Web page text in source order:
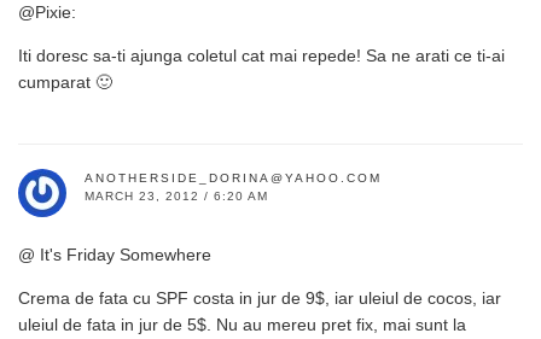
@Pixie:
Iti doresc sa-ti ajunga coletul cat mai repede! Sa ne arati ce ti-ai
cumparat 🙂
ANOTHERSIDE_DORINA@YAHOO.COM
MARCH 23, 2012 / 6:20 AM
@ It's Friday Somewhere
Crema de fata cu SPF costa in jur de 9$, iar uleiul de cocos, iar
uleiul de fata in jur de 5$. Nu au mereu pret fix, mai sunt la